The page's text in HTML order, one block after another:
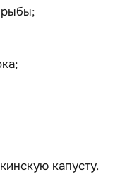
рыбы;
капусту.